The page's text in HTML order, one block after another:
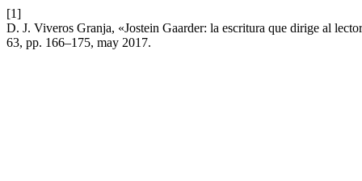
[1]
D. J. Viveros Granja, «Jostein Gaarder: la escritura que dirige al
63, pp. 166–175, may 2017.